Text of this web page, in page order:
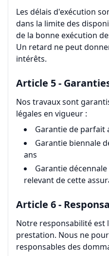
Les délais d'exécution
dans la limite des
de la bonne exécution
Un retard ne peut
intérêts.
Article 5 -
Nos travaux sont
légales en vigueur :
Garantie de parfait
Garantie biennale
ans
Garantie
relevant de cette
Article 6 -
Notre responsabilité est
prestation. Nous ne
responsables des